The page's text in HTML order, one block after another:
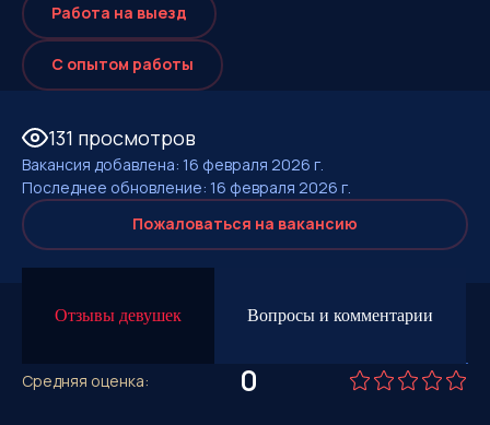
Работа на выезд
С опытом работы
131 просмотров
Вакансия добавлена: 16 февраля 2026 г.
Последнее обновление: 16 февраля 2026 г.
Пожаловаться на вакансию
Отзывы девушек Вопросы и комментарии
Средняя оценка: 0